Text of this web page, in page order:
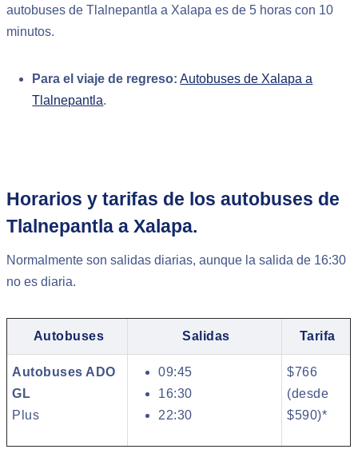
autobuses de Tlalnepantla a Xalapa es de 5 horas con 10
minutos.
Para el viaje de regreso: Autobuses de Xalapa a
Tlalnepantla.
Horarios y tarifas de los autobuses de
Tlalnepantla a Xalapa.
Normalmente son salidas diarias, aunque la salida de 16:30
no es diaria.
Autobuses Salidas Tarifa
Autobuses ADO
GL
Plus
09:45
16:30
22:30
$766
(desde
$590)*